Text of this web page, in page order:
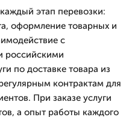
этап перевозки:
оформление товарных и
с
российскими
по доставке товара из
контрактам для
При заказе услуги
а опыт работы каждого